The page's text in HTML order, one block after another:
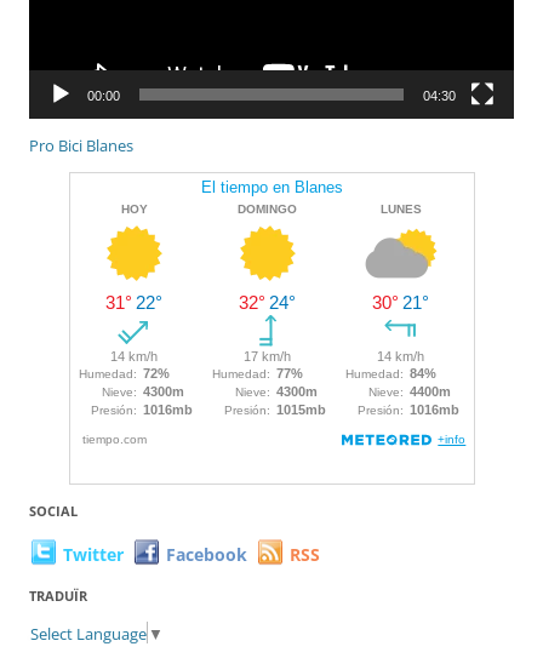
00:00 04:30
Pro Bici Blanes
SOCIAL
Twitter Facebook RSS
TRADUÏR
Select Language ▼